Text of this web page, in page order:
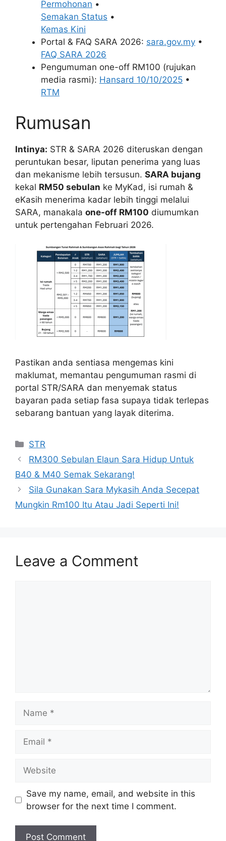
Permohonan •
Semakan Status •
Kemas Kini
Portal & FAQ SARA 2026: sara.gov.my •
FAQ SARA 2026
Pengumuman one-off RM100 (rujukan
media rasmi): Hansard 10/10/2025 •
RTM
Rumusan
Intinya: STR & SARA 2026 diteruskan dengan
peruntukan besar, liputan penerima yang luas
dan mekanisme lebih tersusun. SARA bujang
kekal RM50 sebulan ke MyKad, isi rumah &
eKasih menerima kadar lebih tinggi melalui
SARA, manakala one-off RM100 diumumkan
untuk pertengahan Februari 2026.
Pastikan anda sentiasa mengemas kini
maklumat, memantau pengumuman rasmi di
portal STR/SARA dan menyemak status
bayaran pada setiap fasa supaya tidak terlepas
sebarang bantuan yang layak diterima.
Categories
STR
RM300 Sebulan Elaun Sara Hidup Untuk
B40 & M40 Semak Sekarang!
Sila Gunakan Sara Mykasih Anda Secepat
Mungkin Rm100 Itu Atau Jadi Seperti Ini!
Leave a Comment
Save my name, email, and website in this
browser for the next time I comment.